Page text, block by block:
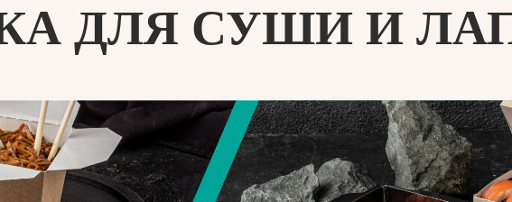
ДЛЯ СУШИ И